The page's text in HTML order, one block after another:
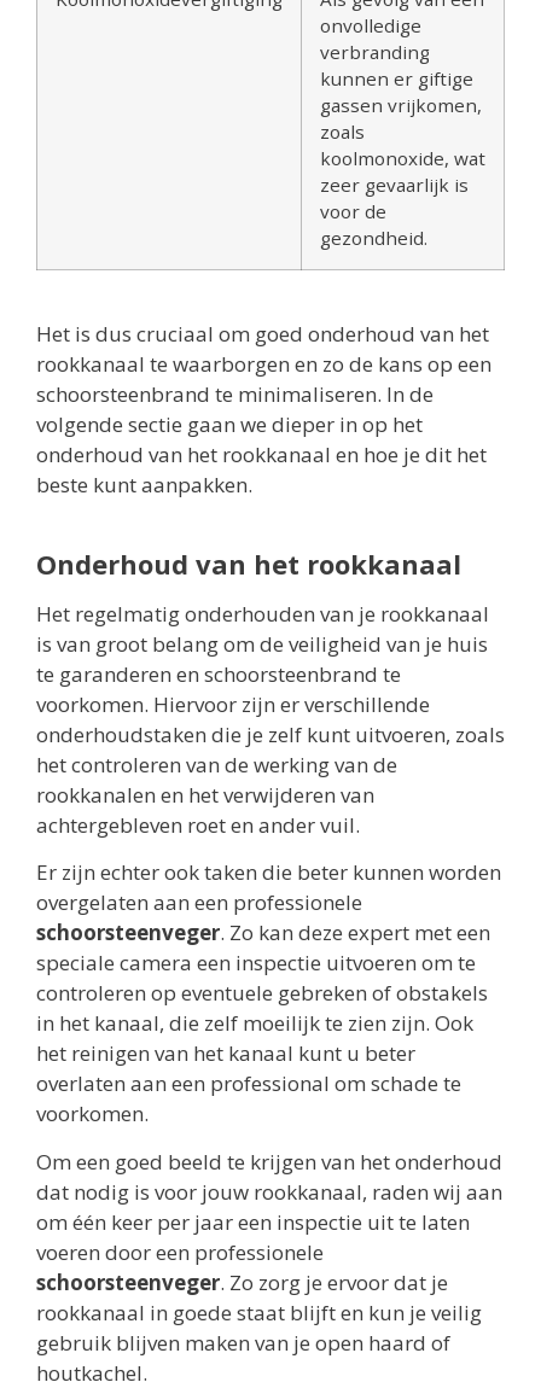
onvolledige
verbranding
kunnen er giftige
gassen vrijkomen,
zoals
koolmonoxide, wat
zeer gevaarlijk is
voor de
gezondheid.
Het is dus cruciaal om goed onderhoud van het
rookkanaal te waarborgen en zo de kans op een
schoorsteenbrand te minimaliseren. In de
volgende sectie gaan we dieper in op het
onderhoud van het rookkanaal en hoe je dit het
beste kunt aanpakken.
Onderhoud van het rookkanaal
Het regelmatig onderhouden van je rookkanaal
is van groot belang om de veiligheid van je huis
te garanderen en schoorsteenbrand te
voorkomen. Hiervoor zijn er verschillende
onderhoudstaken die je zelf kunt uitvoeren, zoals
het controleren van de werking van de
rookkanalen en het verwijderen van
achtergebleven roet en ander vuil.
Er zijn echter ook taken die beter kunnen worden
overgelaten aan een professionele
schoorsteenveger. Zo kan deze expert met een
speciale camera een inspectie uitvoeren om te
controleren op eventuele gebreken of obstakels
in het kanaal, die zelf moeilijk te zien zijn. Ook
het reinigen van het kanaal kunt u beter
overlaten aan een professional om schade te
voorkomen.
Om een goed beeld te krijgen van het onderhoud
dat nodig is voor jouw rookkanaal, raden wij aan
om één keer per jaar een inspectie uit te laten
voeren door een professionele
schoorsteenveger. Zo zorg je ervoor dat je
rookkanaal in goede staat blijft en kun je veilig
gebruik blijven maken van je open haard of
houtkachel.